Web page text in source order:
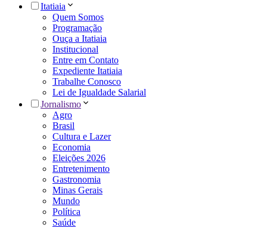
Itatiaia
Quem Somos
Programação
Ouça a Itatiaia
Institucional
Entre em Contato
Expediente Itatiaia
Trabalhe Conosco
Lei de Igualdade Salarial
Jornalismo
Agro
Brasil
Cultura e Lazer
Economia
Eleições 2026
Entretenimento
Gastronomia
Minas Gerais
Mundo
Política
Saúde